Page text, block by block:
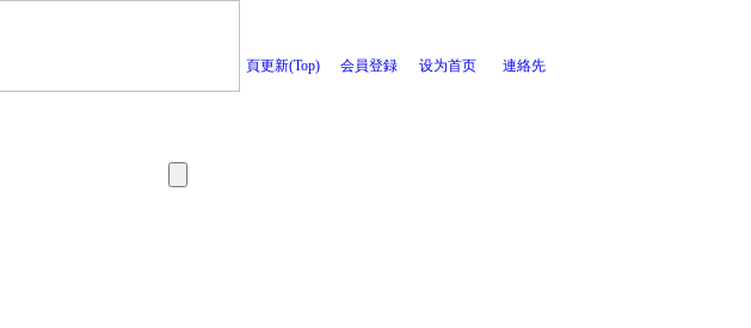
頁更新(Top) 会員登録 设为首页 連絡先